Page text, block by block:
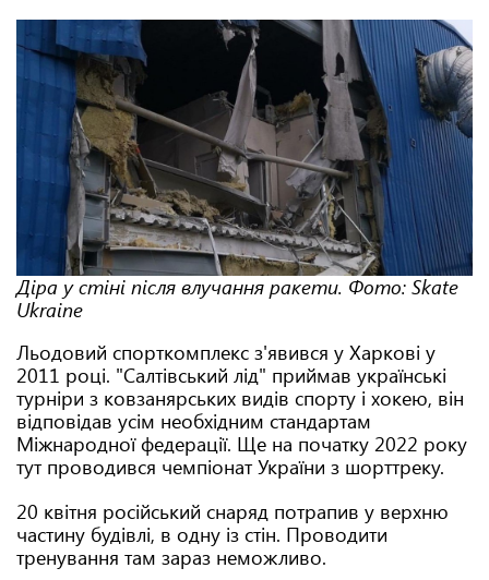
Діра у стіні після влучання ракети. Фото: Skate
Ukraine
Льодовий спорткомплекс з'явився у Харкові у
2011 році. "Салтівський лід" приймав українські
турніри з ковзанярських видів спорту і хокею, він
відповідав усім необхідним стандартам
Міжнародної федерації. Ще на початку 2022 року
тут проводився чемпіонат України з шорттреку.
20 квітня російський снаряд потрапив у верхню
частину будівлі, в одну із стін. Проводити
тренування там зараз неможливо.